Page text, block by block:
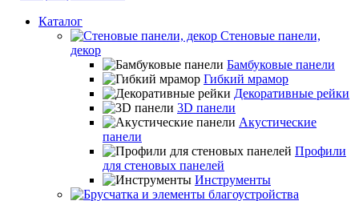
Каталог
Стеновые панели,
декор
Бамбуковые панели
Гибкий мрамор
Декоративные рейки
3D панели
Акустические
панели
Профили
для стеновых панелей
Инструменты